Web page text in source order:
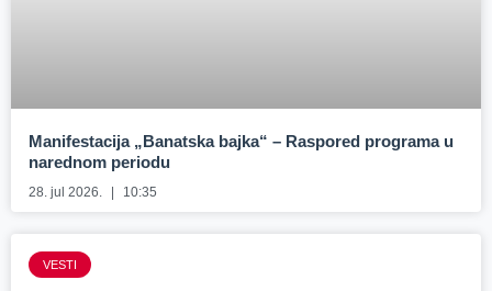
Manifestacija „Banatska bajka“ – Raspored programa u
narednom periodu
28. jul 2026. 10:35
VESTI